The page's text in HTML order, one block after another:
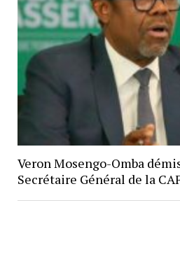
Veron Mosengo-Omba
Secrétaire Général de la